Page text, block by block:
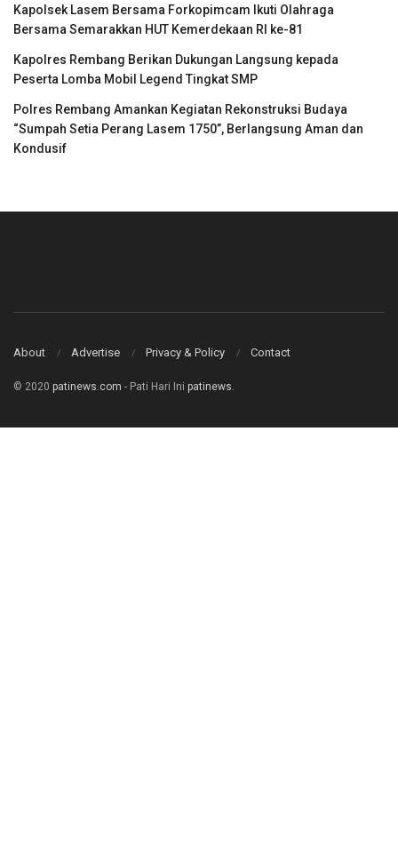
Kapolsek Lasem Bersama Forkopimcam Ikuti Olahraga
Bersama Semarakkan HUT Kemerdekaan RI ke-81
Kapolres Rembang Berikan Dukungan Langsung kepada
Peserta Lomba Mobil Legend Tingkat SMP
Polres Rembang Amankan Kegiatan Rekonstruksi Budaya
“Sumpah Setia Perang Lasem 1750”, Berlangsung Aman dan
Kondusif
About Advertise Privacy & Policy Contact
© 2020 patinews.com - Pati Hari Ini patinews.